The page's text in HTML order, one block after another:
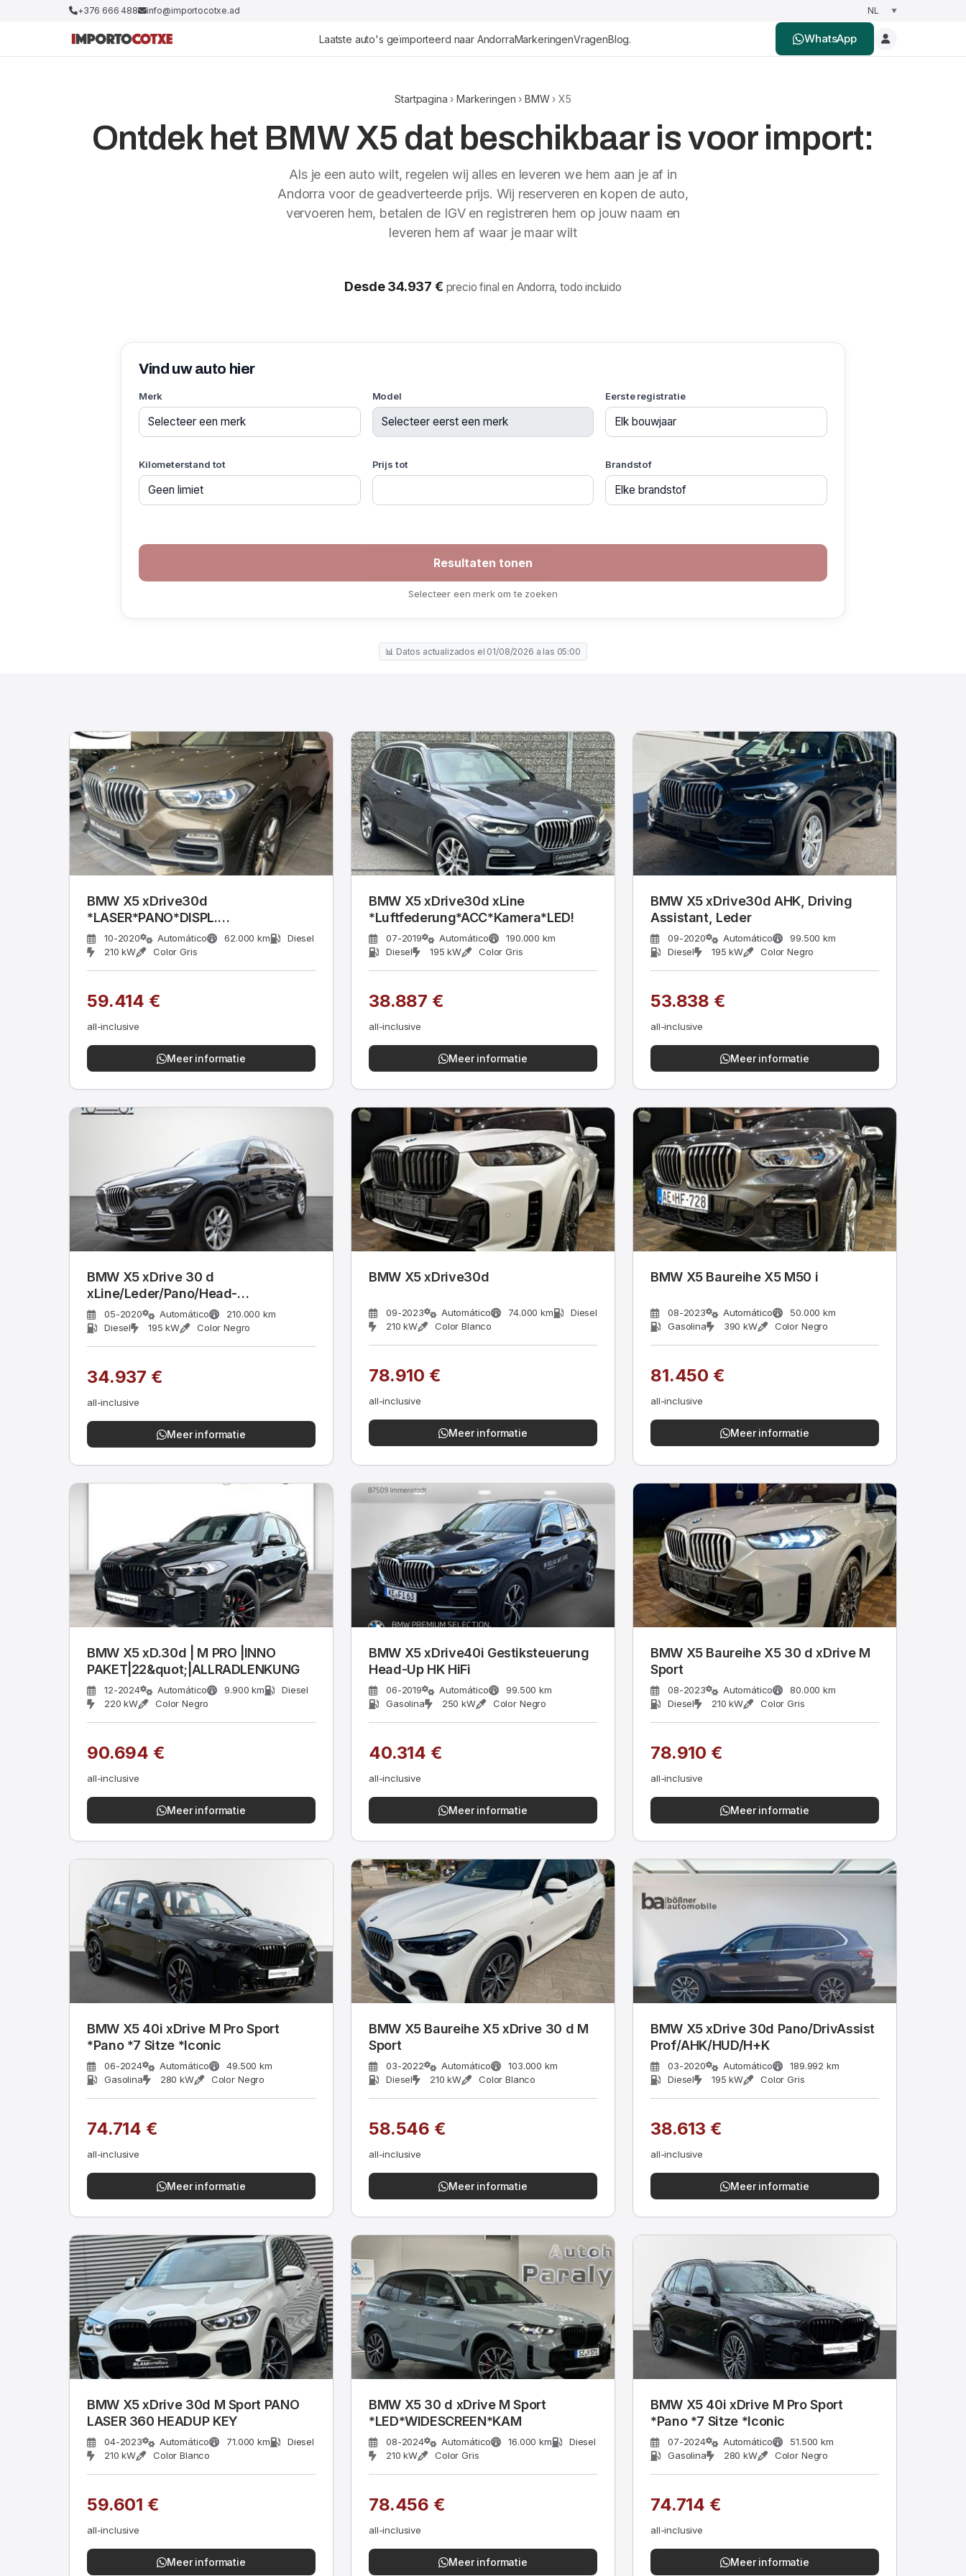
+376 666 488 info@importocotxe.ad
Laatste auto's geïmporteerd naar AndorraMarkeringenVragenBlog. WhatsApp
Startpagina ›Markeringen › BMW› X5
Ontdek het BMW X5 dat beschikbaar is voor import:
Als je een auto wilt, regelen wij alles en leveren we hem aan je af in
Andorra voor de geadverteerde prijs. Wij reserveren en kopen de auto,
vervoeren hem, betalen de IGV en registreren hem op jouw naam en
leveren hem af waar je maar wilt
Desde 34.937 € precio final en Andorra, todo incluido
Vind uw auto hier
Merk Model Eerste registratie
Kilometerstand tot Prijs tot Brandstof
Selecteer een merk om te zoeken
📊 Datos actualizados el 01/08/2026 a las 05:00
BMW X5 xDrive30d
*LASER*PANO*DISPL.
KEY*MASSAGE*360°
10-2020 Automático 62.000 km
Diesel
210 kW
Color Gris
59.414 €
all-inclusive
Meer informatie
BMW X5 xDrive30d xLine
*Luftfederung*ACC*Kamera*LED!
07-2019 Automático
190.000 km
Diesel
195 kW Color Gris
38.887 €
all-inclusive
Meer informatie
BMW X5 xDrive30d AHK, Driving
Assistant, Leder
09-2020 Automático
99.500 km
Diesel
195 kW Color Negro
53.838 €
all-inclusive
Meer informatie
BMW X5 xDrive 30 d
xLine/Leder/Pano/Head-
up/H&amp;K/AHK
05-2020 Automático
210.000 km
Diesel
195 kW Color Negro
34.937 €
all-inclusive
Meer informatie
BMW X5 xDrive30d
09-2023 Automático 74.000 km
Diesel
210 kW
Color Blanco
78.910 €
all-inclusive
Meer informatie
BMW X5 Baureihe X5 M50 i
08-2023 Automático
50.000 km
Gasolina
390 kW Color Negro
81.450 €
all-inclusive
Meer informatie
BMW X5 xD.30d | M PRO |INNO
PAKET|22&quot;|ALLRADLENKUNG
12-2024 Automático 9.900 km
Diesel
220 kW
Color Negro
90.694 €
all-inclusive
Meer informatie
BMW X5 xDrive40i Gestiksteuerung
Head-Up HK HiFi
06-2019 Automático
99.500 km
Gasolina
250 kW Color Negro
40.314 €
all-inclusive
Meer informatie
BMW X5 Baureihe X5 30 d xDrive M
Sport
08-2023 Automático
80.000 km
Diesel
210 kW Color Gris
78.910 €
all-inclusive
Meer informatie
BMW X5 40i xDrive M Pro Sport
*Pano *7 Sitze *Iconic
06-2024 Automático
49.500 km
Gasolina
280 kW Color Negro
74.714 €
all-inclusive
Meer informatie
BMW X5 Baureihe X5 xDrive 30 d M
Sport
03-2022 Automático
103.000 km
Diesel
210 kW Color Blanco
58.546 €
all-inclusive
Meer informatie
BMW X5 xDrive 30d Pano/DrivAssist
Prof/AHK/HUD/H+K
03-2020 Automático
189.992 km
Diesel
195 kW Color Gris
38.613 €
all-inclusive
Meer informatie
BMW X5 xDrive 30d M Sport PANO
LASER 360 HEADUP KEY
04-2023 Automático 71.000 km
Diesel
210 kW
Color Blanco
59.601 €
all-inclusive
Meer informatie
BMW X5 30 d xDrive M Sport
*LED*WIDESCREEN*KAM
08-2024 Automático 16.000 km
Diesel
210 kW
Color Gris
78.456 €
all-inclusive
Meer informatie
BMW X5 40i xDrive M Pro Sport
*Pano *7 Sitze *Iconic
07-2024 Automático
51.500 km
Gasolina
280 kW Color Negro
74.714 €
all-inclusive
Meer informatie